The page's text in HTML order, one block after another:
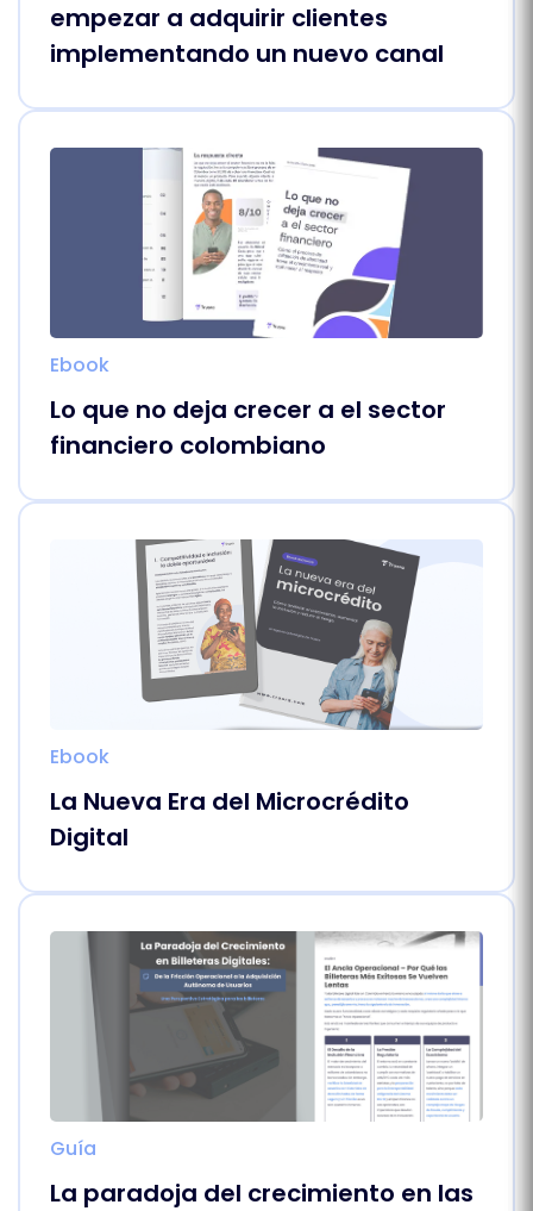
empezar a adquirir clientes
implementando un nuevo canal
Ebook
Lo que no deja crecer a el sector
financiero colombiano
Ebook
La Nueva Era del Microcrédito
Digital
Guía
La paradoja del crecimiento en las